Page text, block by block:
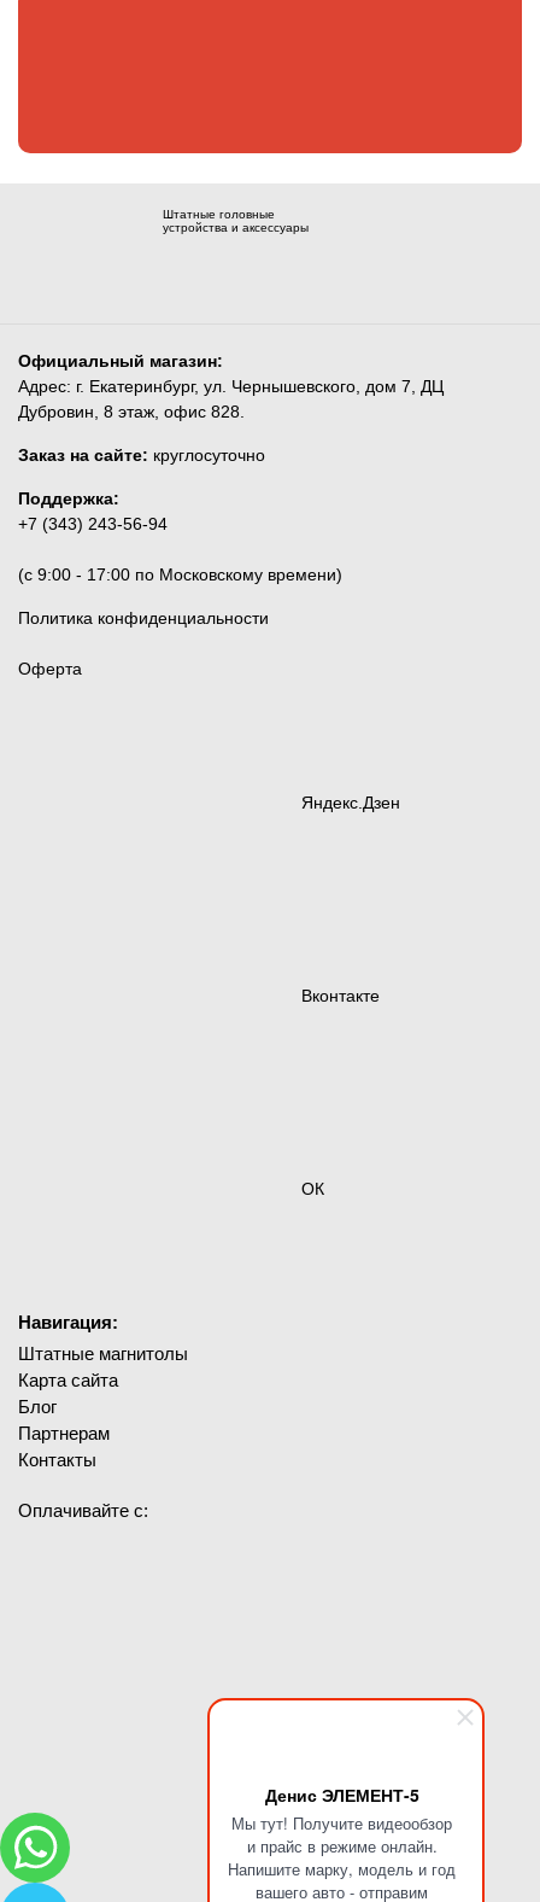
Денис ЭЛЕМЕНТ-5
Мы тут! Получите видеообзор
и прайс в режиме онлайн.
Напишите марку, модель и год
вашего авто - отправим
Штатные головные
устройства и аксессуары
Официальный магазин:
Адрес: г. Екатеринбург, ул. Чернышевского, дом 7, ДЦ
Дубровин, 8 этаж, офис 828.
Заказ на сайте: круглосуточно
Поддержка:
+7 (343) 243-56-94
(c 9:00 - 17:00 по Московскому времени)
Политика конфиденциальности
Оферта
Яндекс.Дзен
Вконтакте
ОК
Навигация:
Штатные магнитолы
Карта сайта
Блог
Партнерам
Контакты
Оплачивайте с: